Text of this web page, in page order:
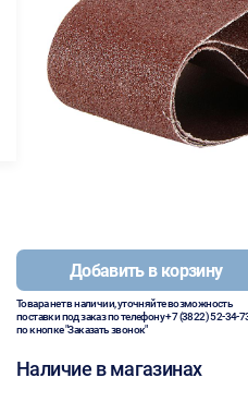
Добавить в корзину
Товара нет в наличии, уточняйте возможность
поставки под заказ по телефону+7 (3822) 52-34-
по кнопке "Заказать звонок"
Наличие в магазинах